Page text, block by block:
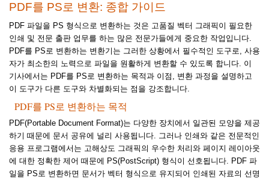
PDF를 PS로 변환: 종합 가이드
PDF 파일을 PS 형식으로 변환하는 것은 고품질 벡터 그래픽이 필요한
인쇄 및 전문 출판 업무를 하는 많은 전문가들에게 중요한 작업입니다.
PDF를 PS로 변환하는 변환기는 그러한 상황에서 필수적인 도구로, 사용
자가 최소한의 노력으로 파일을 원활하게 변환할 수 있도록 합니다. 이
기사에서는 PDF를 PS로 변환하는 목적과 이점, 변환 과정을 설명하고
이 도구가 다른 도구와 차별화되는 점을 강조합니다.
PDF를 PS로 변환하는 목적
PDF(Portable Document Format)는 다양한 장치에서 일관된 모양을 제공
하기 때문에 문서 공유에 널리 사용됩니다. 그러나 인쇄와 같은 전문적인
응용 프로그램에서는 고해상도 그래픽의 우수한 처리와 페이지 레이아웃
에 대한 정확한 제어 때문에 PS(PostScript) 형식이 선호됩니다. PDF 파
일을 PS로 변환하면 문서가 벡터 형식으로 유지되어 인쇄된 자료의 선명